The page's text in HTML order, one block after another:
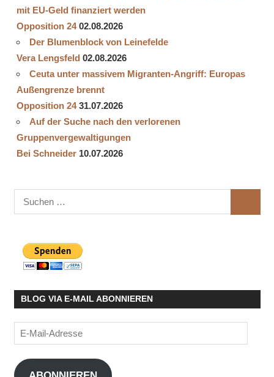
mit EU-Geld finanziert werden
Opposition 24 02.08.2026
Der Blumenblock von Leinefelde
Vera Lengsfeld 02.08.2026
Ceuta unter massivem Migranten-Angriff: Europas
Außengrenze brennt
Opposition 24 31.07.2026
Auf der Suche nach den verlorenen
Gruppenvergewaltigungen
Bei Schneider 10.07.2026
Suchen
nach:
BLOG VIA E-MAIL ABONNIEREN
E-
Mail-
Adresse